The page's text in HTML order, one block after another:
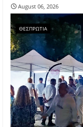
August 06, 2026
ΘΕΣΠΡΩΤΙΑ